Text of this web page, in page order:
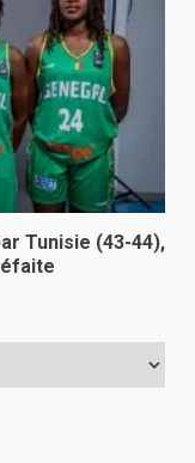
Tunisie (43-44),